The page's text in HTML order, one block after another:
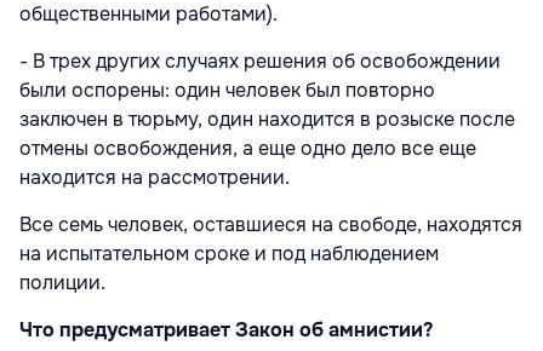
общественными работами).
- В трех других случаях решения об освобождении
были оспорены: один человек был повторно
заключен в тюрьму, один находится в розыске после
отмены освобождения, а еще одно дело все еще
находится на рассмотрении.
Все семь человек, оставшиеся на свободе, находятся
на испытательном сроке и под наблюдением
полиции.
Что предусматривает Закон об амнистии?